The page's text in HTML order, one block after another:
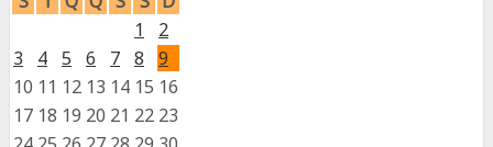
1
2
3
4 5 6 7 8
9
10 11 12 13 14 15 16
17 18 19 20 21 22 23